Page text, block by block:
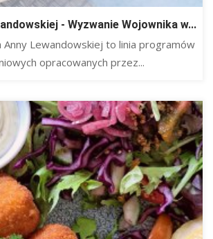
- Wyzwanie Wojownika w...
Anny Lewandowskiej to linia programów
opracowanych przez...